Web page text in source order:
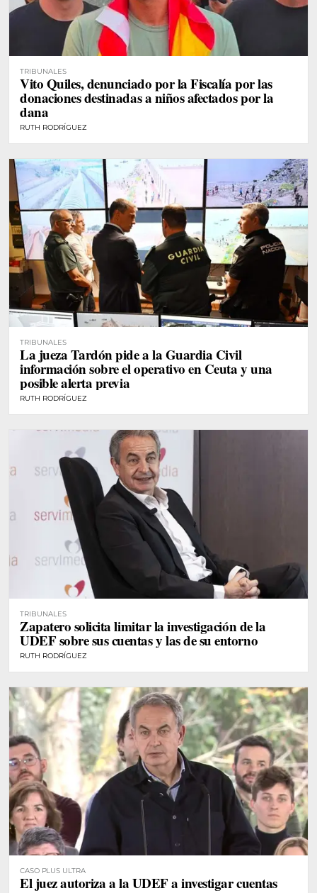
TRIBUNALES
Vito Quiles, denunciado por la Fiscalía por las
donaciones destinadas a niños afectados por la
dana
RUTH RODRÍGUEZ
TRIBUNALES
La jueza Tardón pide a la Guardia Civil
información sobre el operativo en Ceuta y una
posible alerta previa
RUTH RODRÍGUEZ
TRIBUNALES
Zapatero solicita limitar la investigación de la
UDEF sobre sus cuentas y las de su entorno
RUTH RODRÍGUEZ
CASO PLUS ULTRA
El juez autoriza a la UDEF a investigar cuentas